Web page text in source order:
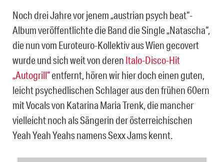
Noch drei Jahre vor jenem „austrian psych beat“-
Album veröffentlichte die Band die Single „Natascha“,
die nun vom Euroteuro-Kollektiv aus Wien gecovert
wurde und sich weit von deren Italo-Disco-Hit
„Autogrill“entfernt, hören wir hier doch einen guten,
leicht psychedlischen Schlager aus den frühen 60ern
mit Vocals von Katarina Maria Trenk, die mancher
vielleicht noch als Sängerin der österreichischen
Yeah Yeah Yeahs namens Sexx Jams kennt.